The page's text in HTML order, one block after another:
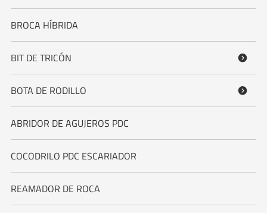
BROCA HÍBRIDA
BIT DE TRICÓN 
BOTA DE RODILLO 
ABRIDOR DE AGUJEROS PDC
COCODRILO PDC ESCARIADOR
REAMADOR DE ROCA